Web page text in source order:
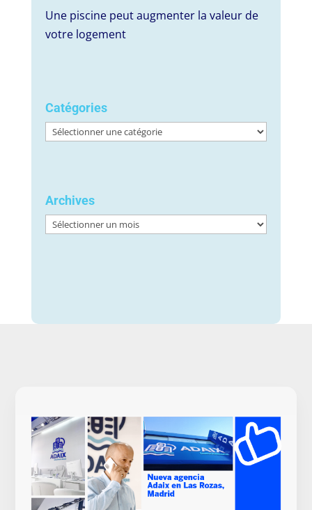
Une piscine peut augmenter la valeur de
votre logement
Catégories
Catégories
Archives
Archives